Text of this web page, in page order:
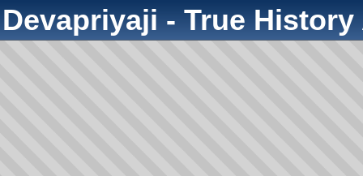
Devapriyaji - True